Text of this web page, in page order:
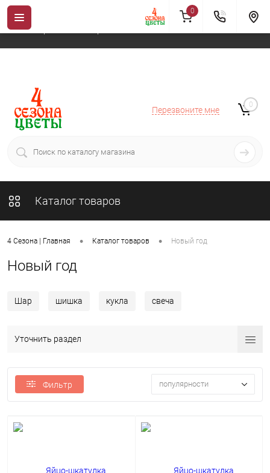
Новогодние товары можно заказывать только в период с
01 октября по 14 января
Перезвоните мне
0
Каталог товаров
4 Сезона | Главная • Каталог товаров • Новый год
Новый год
Шар шишка кукла свеча
Уточнить раздел
Фильтр популярности
0